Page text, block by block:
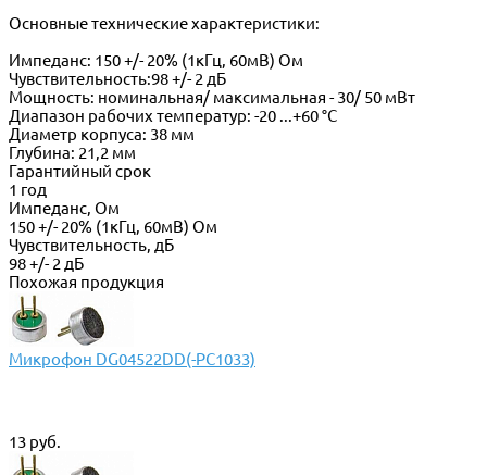
Основные технические характеристики:
Импеданс: 150 +/- 20% (1кГц, 60мВ) Ом
Чувствительность:98 +/- 2 дБ
Мощность: номинальная/ максимальная - 30/ 50 мВт
Диапазон рабочих температур: -20 ...+60 °С
Диаметр корпуса: 38 мм
Глубина: 21,2 мм
Гарантийный срок
1 год
Импеданс, Ом
150 +/- 20% (1кГц, 60мВ) Ом
Чувствительность, дБ
98 +/- 2 дБ
Похожая продукция
Микрофон DG04522DD(-PC1033)
13 руб.